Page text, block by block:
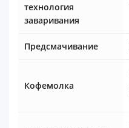
технология
заваривания
Предсмачивание
Кофемолка